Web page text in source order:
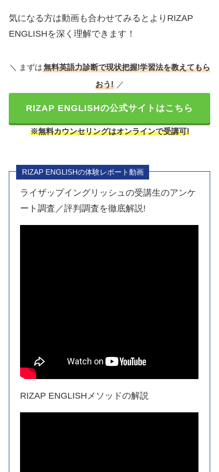
気になる方は動画も合わせてみるとよりRIZAP
ENGLISHを深く理解できます！
＼ まずは無料英語力診断で現状把握!学習法を教えてもら
おう!／
RIZAP ENGLISHの公式サイトはこちら
※無料カウンセリングはオンラインで受講可!
RIZAP ENGLISHの体験レポート動画
ライザップイングリッシュの受講生のアンケ
ート調査／評判調査を徹底解説!
RIZAP ENGLISHメソッドの解説